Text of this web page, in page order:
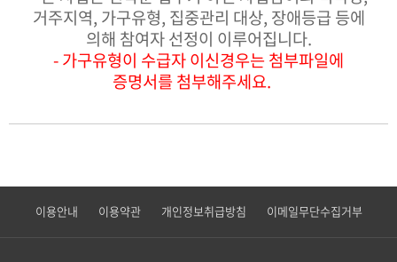
거주지역, 가구유형, 집중관리 대상, 장애등급 등에
의해 참여자 선정이 이루어집니다.
- 가구유형이 수급자 이신경우는 첨부파일에
증명서를 첨부해주세요.
이용안내 이용약관 개인정보취급방침 이메일무단수집거부